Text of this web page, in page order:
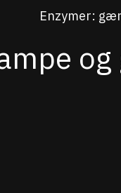
Enzymer: